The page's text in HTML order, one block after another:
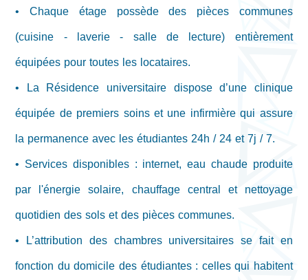
• Chaque étage possède des pièces communes
(cuisine - laverie - salle de lecture) entièrement
équipées pour toutes les locataires.
• La Résidence universitaire dispose d’une clinique
équipée de premiers soins et une infirmière qui assure
la permanence avec les étudiantes 24h / 24 et 7j / 7.
• Services disponibles : internet, eau chaude produite
par l'énergie solaire, chauffage central et nettoyage
quotidien des sols et des pièces communes.
• L’attribution des chambres universitaires se fait en
fonction du domicile des étudiantes : celles qui habitent